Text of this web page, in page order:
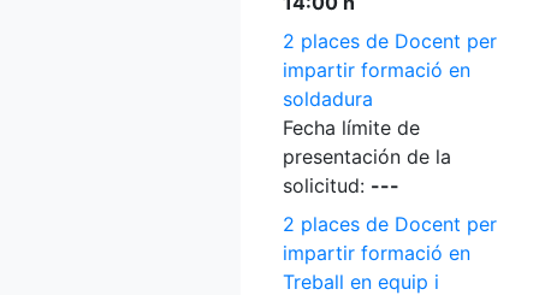
2 places de Docent per
impartir formació en
soldadura
Fecha límite de
presentación de la
solicitud: ---
2 places de Docent per
impartir formació en
Treball en equip i